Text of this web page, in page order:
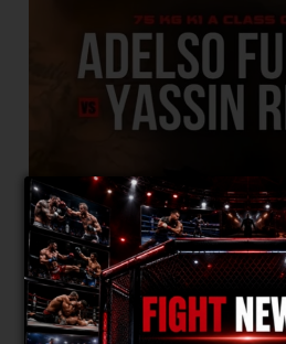
Imagem Instagram